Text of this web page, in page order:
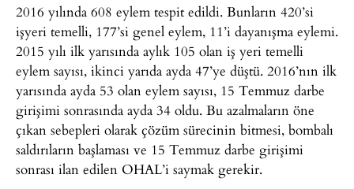
2016 yılında 608 eylem tespit edildi. Bunların 420’si
işyeri temelli, 177’si genel eylem, 11’i dayanışma eylemi.
2015 yılı ilk yarısında aylık 105 olan iş yeri temelli
eylem sayısı, ikinci yarıda ayda 47’ye düştü. 2016’nın ilk
yarısında ayda 53 olan eylem sayısı, 15 Temmuz darbe
girişimi sonrasında ayda 34 oldu. Bu azalmaların öne
çıkan sebepleri olarak çözüm sürecinin bitmesi, bombalı
saldırıların başlaması ve 15 Temmuz darbe girişimi
sonrası ilan edilen OHAL’i saymak gerekir.